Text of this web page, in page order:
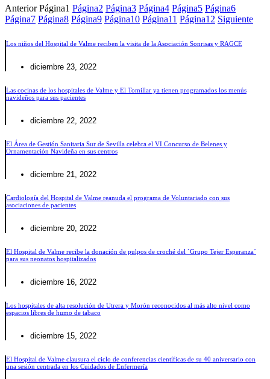
Anterior Página1 Página2 Página3 Página4 Página5 Página6
Página7 Página8 Página9 Página10 Página11 Página12 Siguiente
Los niños del Hospital de Valme reciben la visita de la Asociación Sonrisas y RAGCE
diciembre 23, 2022
Las cocinas de los hospitales de Valme y El Tomillar ya tienen programados los menús
navideños para sus pacientes
diciembre 22, 2022
El Área de Gestión Sanitaria Sur de Sevilla celebra el VI Concurso de Belenes y
Ornamentación Navideña en sus centros
diciembre 21, 2022
Cardiología del Hospital de Valme reanuda el programa de Voluntariado con sus
asociaciones de pacientes
diciembre 20, 2022
El Hospital de Valme recibe la donación de pulpos de croché del `Grupo Tejer Esperanza´
para sus neonatos hospitalizados
diciembre 16, 2022
Los hospitales de alta resolución de Utrera y Morón reconocidos al más alto nivel como
espacios libres de humo de tabaco
diciembre 15, 2022
El Hospital de Valme clausura el ciclo de conferencias científicas de su 40 aniversario con
una sesión centrada en los Cuidados de Enfermería